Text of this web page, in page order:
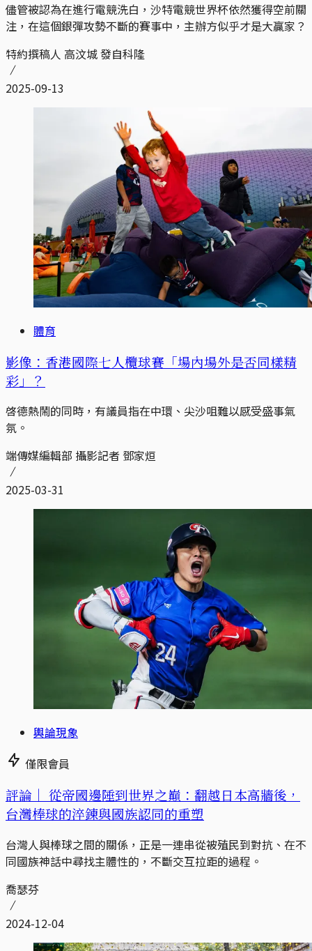
儘管被認為在進行電競洗白，沙特電競世界杯依然獲得空前關
注，在這個銀彈攻勢不斷的賽事中，主辦方似乎才是大贏家？
特約撰稿人 高汶城 發自科隆
2025-09-13
體育
影像：香港國際七人欖球賽「場內場外是否同樣精
彩」？
啓德熱鬧的同時，有議員指在中環、尖沙咀難以感受盛事氣
氛。
端傳媒編輯部 攝影記者 鄧家烜
2025-03-31
輿論現象
僅限會員
評論｜ 從帝國邊陲到世界之巔：翻越日本高牆後，
台灣棒球的淬鍊與國族認同的重塑
台灣人與棒球之間的關係，正是一連串從被殖民到對抗、在不
同國族神話中尋找主體性的，不斷交互拉距的過程。
喬瑟芬
2024-12-04